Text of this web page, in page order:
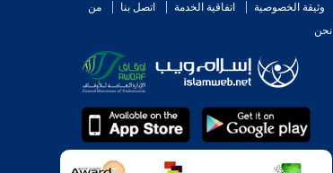
وثيقة الخصوصية اتفاقية الخدمة اتصل بنا
من
نحن